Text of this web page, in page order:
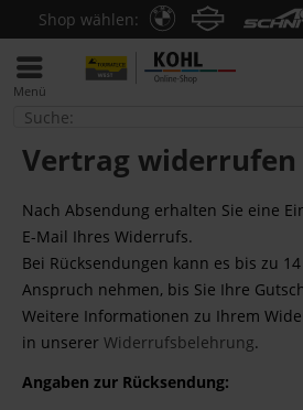
Shop wählen:
Menü
Vertrag widerrufen
Vertrag widerrufen
Nach Absendung erhalten Sie eine
E-Mail Ihres Widerrufs.
Bei Rücksendungen kann es bis zu
Anspruch nehmen, bis Sie Ihre
Weitere Informationen zu Ihrem
in unserer Widerrufsbelehrung.
Angaben zur Rücksendung: